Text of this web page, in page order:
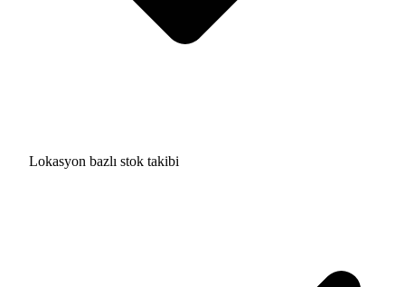
Lokasyon bazlı stok takibi